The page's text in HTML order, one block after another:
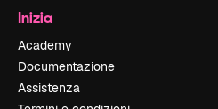
Inizia
Academy
Documentazione
Assistenza